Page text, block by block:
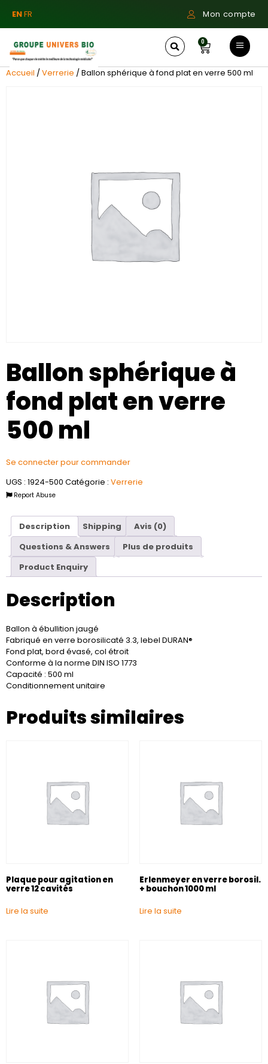
ENFR Mon compte
0
Accueil /Verrerie / Ballon sphérique à fond plat en verre 500 ml
Ballon sphérique à
fond plat en verre
500 ml
Se connecter pour commander
UGS : 1924-500 Catégorie : Verrerie
Report Abuse
Description Shipping
Avis (0)
Questions & Answers
Plus de produits
Product Enquiry
Description
Ballon à ébullition jaugé
Fabriqué en verre borosilicaté 3.3, lebel DURAN®
Fond plat, bord évasé, col étroit
Conforme à la norme DIN ISO 1773
Capacité : 500 ml
Conditionnement unitaire
Produits similaires
Plaque pour agitation en
verre 12 cavités
Lire la suite
Erlenmeyer en verre borosil.
+ bouchon 1000 ml
Lire la suite